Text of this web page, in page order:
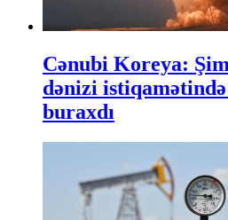
Cənubi Koreya:
dənizi
buraxdı